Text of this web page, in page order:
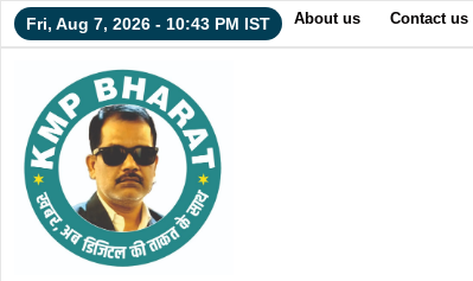
Fri, Aug 7, 2026 - 10:43 PM IST About us Contact us